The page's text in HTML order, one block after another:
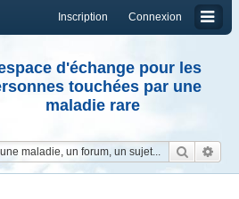
Connexion
Inscription
d'échange pour les
touchées par une
maladie rare